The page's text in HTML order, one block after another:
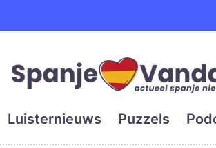
grootste
Luisternieuws Puzzels